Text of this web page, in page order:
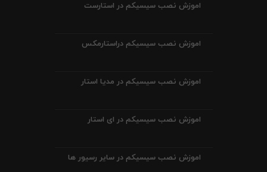
اموزش نصب سیسیکم در استارست
اموزش نصب سیسیکم دراستارمکس
اموزش نصب سیسیکم در مدیا استار
اموزش نصب سیسیکم در ای استار
اموزش نصب سیسیکم در سایر رسیور ها